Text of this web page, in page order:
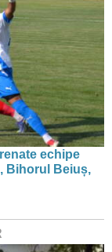
echipe
Bihorul Beiuș,